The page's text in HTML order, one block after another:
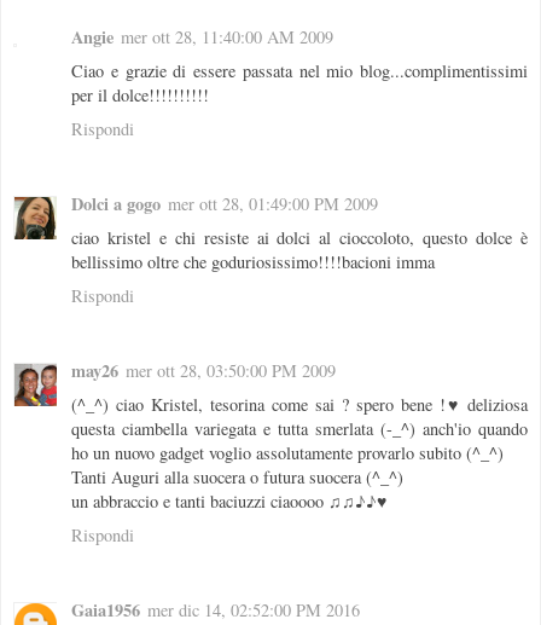
Angie mer ott 28, 11:40:00 AM 2009
Ciao e grazie di essere passata nel mio blog...complimentissimi
per il dolce!!!!!!!!!!
Rispondi
Dolci a gogo mer ott 28, 01:49:00 PM 2009
ciao kristel e chi resiste ai dolci al cioccoloto, questo dolce è
bellissimo oltre che goduriosissimo!!!!bacioni imma
Rispondi
may26 mer ott 28, 03:50:00 PM 2009
(^_^) ciao Kristel, tesorina come sai ? spero bene !♥ deliziosa
questa ciambella variegata e tutta smerlata (-_^) anch'io quando
ho un nuovo gadget voglio assolutamente provarlo subito (^_^)
Tanti Auguri alla suocera o futura suocera (^_^)
un abbraccio e tanti baciuzzi ciaoooo ♫♫♪♪♥
Rispondi
Gaia1956 mer dic 14, 02:52:00 PM 2016